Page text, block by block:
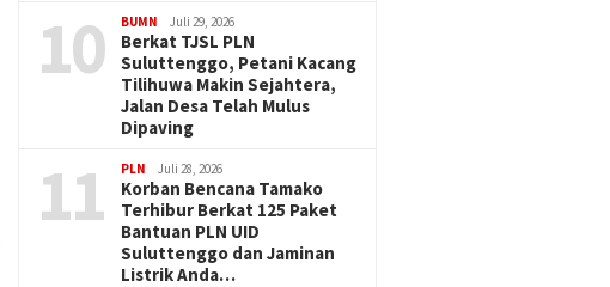
10 BUMN Juli 29, 2026
Berkat TJSL PLN
Suluttenggo, Petani Kacang
Tilihuwa Makin Sejahtera,
Jalan Desa Telah Mulus
Dipaving
11 PLN Juli 28, 2026
Korban Bencana Tamako
Terhibur Berkat 125 Paket
Bantuan PLN UID
Suluttenggo dan Jaminan
Listrik Anda…